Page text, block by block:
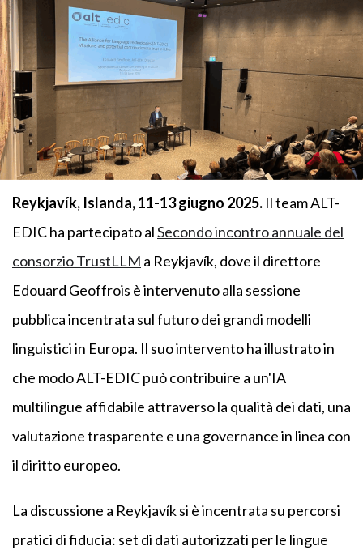
Reykjavík, Islanda, 11-13 giugno 2025. Il team ALT-
EDIC ha partecipato alSecondo incontro annuale del
consorzio TrustLLM a Reykjavík, dove il direttore
Edouard Geoffrois è intervenuto alla sessione
pubblica incentrata sul futuro dei grandi modelli
linguistici in Europa. Il suo intervento ha illustrato in
che modo ALT-EDIC può contribuire a un'IA
multilingue affidabile attraverso la qualità dei dati, una
valutazione trasparente e una governance in linea con
il diritto europeo.
La discussione a Reykjavík si è incentrata su percorsi
pratici di fiducia: set di dati autorizzati per le lingue